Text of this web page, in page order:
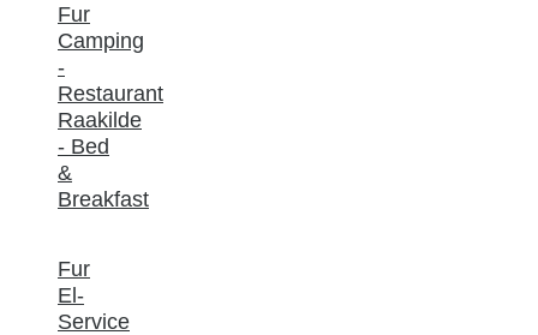
Fur
Camping
-
Restaurant
Raakilde
- Bed
&
Breakfast
Fur
El-
Service